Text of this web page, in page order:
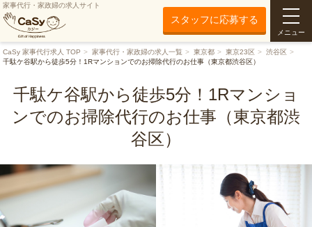
家事代行・家政婦の求人サイト
スタッフに応募する
メニュー
CaSy 家事代行求人 TOP 家事代行・家政婦の求人一覧 東京都 東京23区
渋谷区
千駄ケ谷駅から徒歩5分！1Rマンションでのお掃除代行のお仕事（東京都渋谷区）
千駄ケ谷駅から徒歩5分！1Rマンショ
ンでのお掃除代行のお仕事（東京都渋
谷区）